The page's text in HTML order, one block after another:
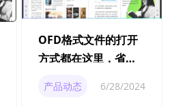
OFD格式文件的打开
方式都在这里，省事
产品动态 6/28/2024